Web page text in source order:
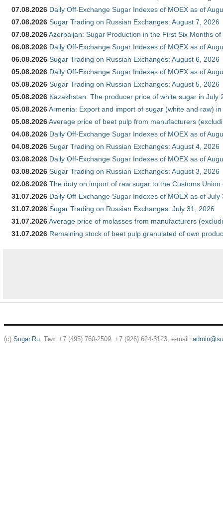
07.08.2026 Daily Off-Exchange Sugar Indexes of MOEX as of
07.08.2026 Sugar Trading on Russian Exchanges: August 7, 2026
07.08.2026Azerbaijan: Sugar Production in the First Six Months of
06.08.2026 Daily Off-Exchange Sugar Indexes of MOEX as of
06.08.2026 Sugar Trading on Russian Exchanges: August 6, 2026
05.08.2026 Daily Off-Exchange Sugar Indexes of MOEX as of
05.08.2026 Sugar Trading on Russian Exchanges: August 5, 2026
05.08.2026 Kazakhstan: The producer price of white sugar in July
05.08.2026Armenia: Export and import of sugar (white and raw)
05.08.2026Average price of beet pulp from manufacturers
04.08.2026 Daily Off-Exchange Sugar Indexes of MOEX as of
04.08.2026 Sugar Trading on Russian Exchanges: August 4, 2026
03.08.2026 Daily Off-Exchange Sugar Indexes of MOEX as of
03.08.2026 Sugar Trading on Russian Exchanges: August 3, 2026
02.08.2026 The duty on import of raw sugar to the Customs
31.07.2026 Daily Off-Exchange Sugar Indexes of MOEX as of July
31.07.2026 Sugar Trading on Russian Exchanges: July 31, 2026
31.07.2026Average price of molasses from manufacturers
31.07.2026 Remaining stock of beet pulp granulated of own
(c) Sugar.Ru. Тел: +7 (495) 760-2509, +7 (926) 624-3123, e-mail: